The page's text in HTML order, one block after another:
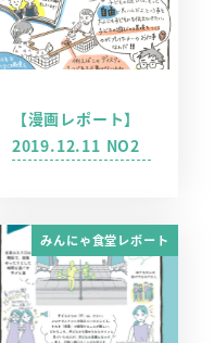
【漫画レポート】
2019.12.11 NO2
みんにゃ食堂レポート